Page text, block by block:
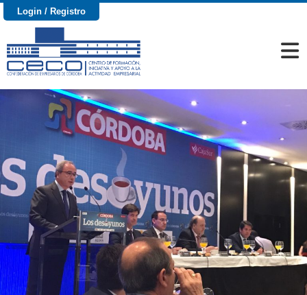
Login / Registro